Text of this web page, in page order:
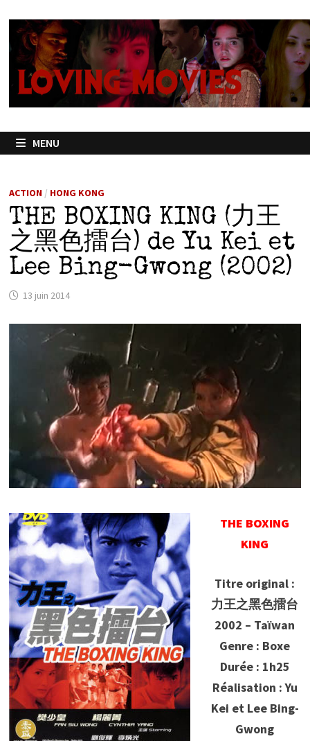
contenu
MENU
ACTION/ HONG KONG
THE BOXING KING (力王
之黑色擂台) de Yu Kei et
Lee Bing-Gwong (2002)
13 juin 2014
THE BOXING
KING
Titre original :
力王之黑色擂台
2002 – Taïwan
Genre : Boxe
Durée : 1h25
Réalisation : Yu
Kei et Lee Bing-
Gwong